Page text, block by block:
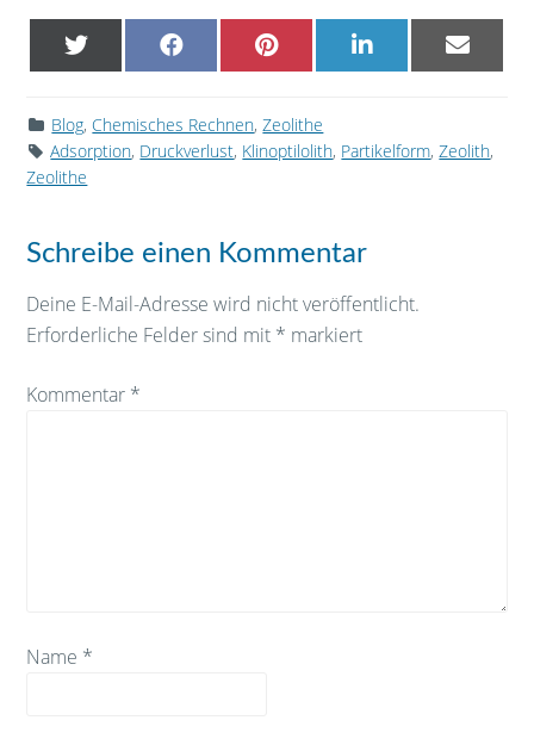
SHARE
X
SHARE
FACEBOOK
SHARE
PINTEREST
SHARE
ON
LINKEDIN
SHARE
ON
EMAIL
Blog, Chemisches Rechnen,Zeolithe
Adsorption, Druckverlust, Klinoptilolith, Partikelform,Zeolith,
Zeolithe
Schreibe einen Kommentar
Deine E-Mail-Adresse wird nicht veröffentlicht.
Erforderliche Felder sind mit * markiert
Kommentar *
Name *